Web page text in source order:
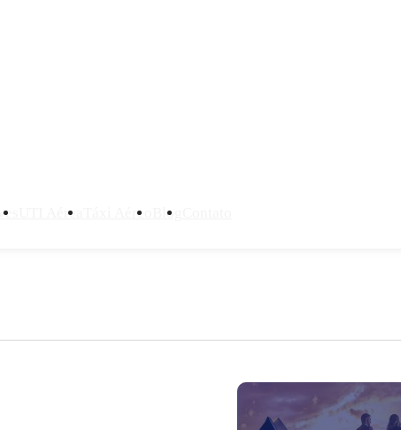
UTI Aérea Táxi Aéreo Blog